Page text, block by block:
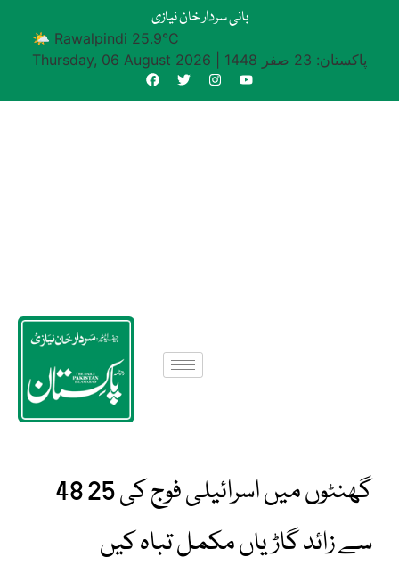
بانی سردار خان نیازی
🌤 Rawalpindi 25.9°C
Thursday, 06 August 2026
پاکستان: 23 صفر 1448
48 گھنٹوں میں اسرائیلی فوج کی 25
سے زائد گاڑیاں مکمل تباہ کیں